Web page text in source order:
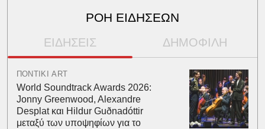
ΡΟΗ ΕΙΔΗΣΕΩΝ
ΕΙΔΗΣΕΙΣ ΔΗΜΟΦΙΛΗ
ΠΟΝΤΙΚΙ ART
World Soundtrack Awards 2026:
Jonny Greenwood, Alexandre
Desplat και Hildur Guðnadóttir
μεταξύ των υποψηφίων για το